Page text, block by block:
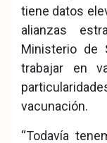
tiene datos
alianzas
Ministerio de
trabajar en
vacunación.
“Todavía